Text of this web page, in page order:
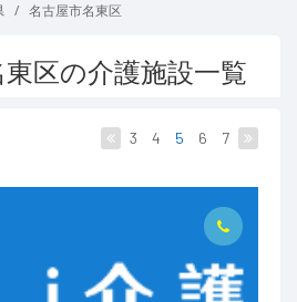
名古屋市名東区
区の介護施設一覧
3 4 5 6 7